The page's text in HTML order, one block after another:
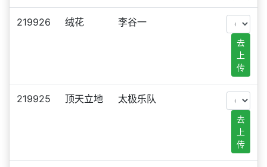
219926 绒花 李谷一
去
上
传
219925 顶天立地 太极乐队
去
上
传